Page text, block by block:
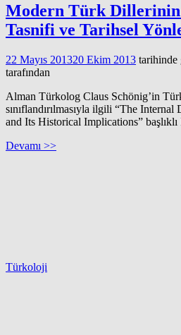
Modern Türk Dillerinin
Tasnifi ve Tarihsel
22 Mayıs 201320 Ekim 2013 tarihinde
tarafından
Alman Türkolog Claus Schönig’in
sınıflandırılmasıyla ilgili “The
and Its Historical Implications”
Devamı >>
Türkoloji